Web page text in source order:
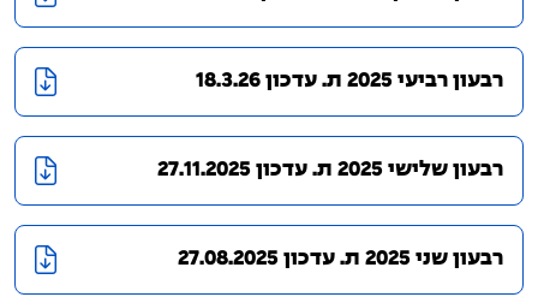
רבעון רביעי 2025 ת. עדכון 18.3.26
רבעון שלישי 2025 ת. עדכון 27.11.2025
רבעון שני 2025 ת. עדכון 27.08.2025